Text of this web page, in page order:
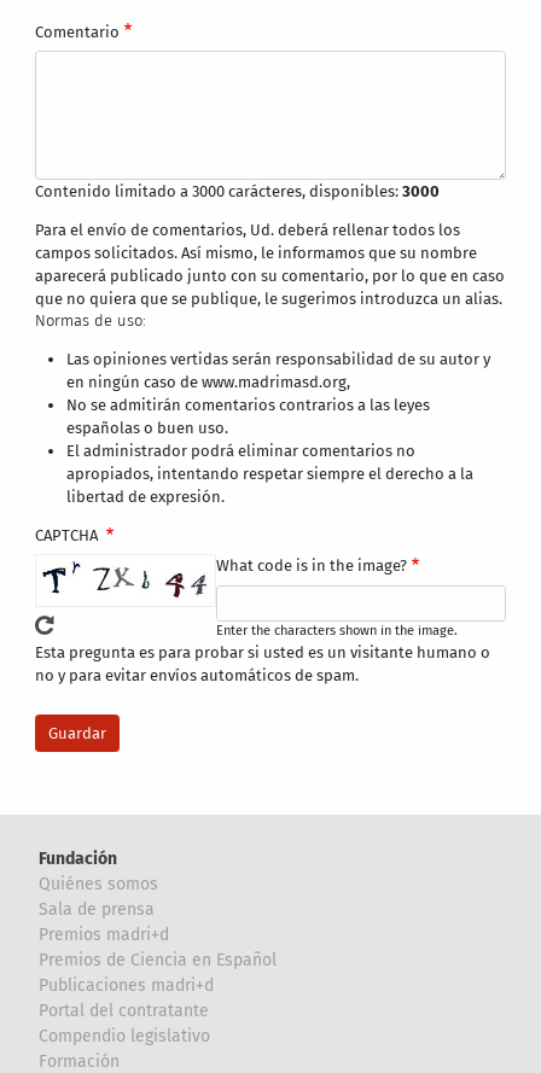
Comentario
Contenido limitado a 3000 carácteres, disponibles:3000
Para el envío de comentarios, Ud. deberá rellenar todos los
campos solicitados. Así mismo, le informamos que su nombre
aparecerá publicado junto con su comentario, por lo que en caso
que no quiera que se publique, le sugerimos introduzca un alias.
Normas de uso:
Las opiniones vertidas serán responsabilidad de su autor y
en ningún caso de www.madrimasd.org,
No se admitirán comentarios contrarios a las leyes
españolas o buen uso.
El administrador podrá eliminar comentarios no
apropiados, intentando respetar siempre el derecho a la
libertad de expresión.
CAPTCHA
What code is in the image?
Enter the characters shown in the image.
Esta pregunta es para probar si usted es un visitante humano o
no y para evitar envíos automáticos de spam.
Fundación
Quiénes somos
Sala de prensa
Premios madri+d
Premios de Ciencia en Español
Publicaciones madri+d
Portal del contratante
Compendio legislativo
Formación